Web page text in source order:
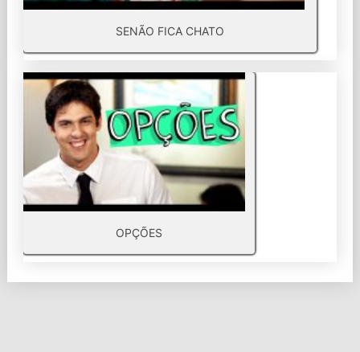
SENÃO FICA CHATO
OPÇÕES